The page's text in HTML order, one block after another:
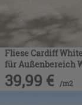
Fliese Cardiff
für Außenbereich
39,99 € /m2